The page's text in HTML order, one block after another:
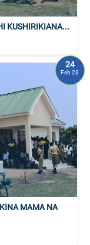
KUSHIRIKIANA...
MAMA NA
24
Feb 23